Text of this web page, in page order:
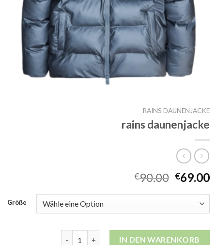
RAINS DAUNENJACKE
rains daunenjacke
€90.00 €69.00
Größe
IN DEN WARENKORB